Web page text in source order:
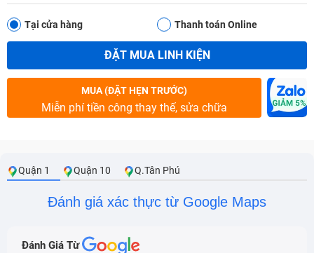
Tại cửa hàng Thanh toán Online
ĐẶT MUA LINH KIỆN
MUA (ĐẶT HẸN TRƯỚC)
Miễn phí tiền công thay thế, sửa chữa
Quận 1 Quận 10 Q.Tân Phú
Đánh giá xác thực từ Google Maps
Đánh Giá Từ